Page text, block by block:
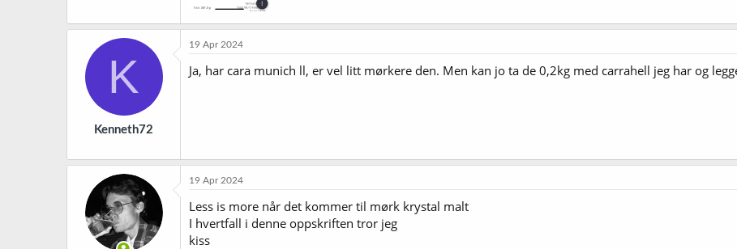
K
Kenneth72
19 Apr 2024
Ja, har cara munich ll, er vel litt mørkere den. Men kan jo ta de 0,2kg med carrahell jeg har og
19 Apr 2024
Less is more når det kommer til mørk krystal malt
I hvertfall i denne oppskriften tror jeg
kiss